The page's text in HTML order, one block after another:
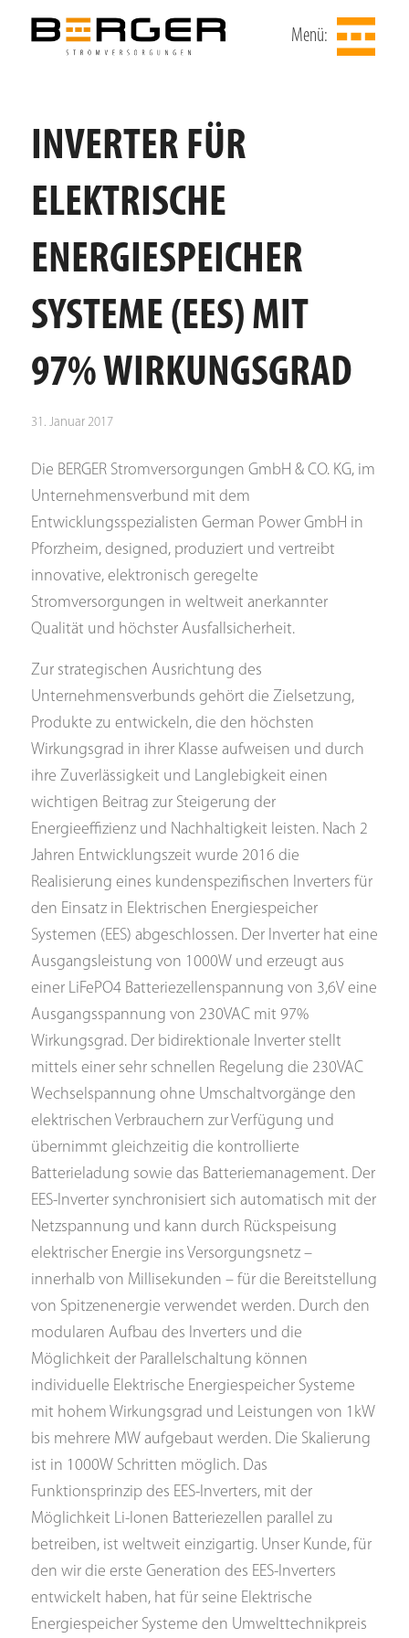
Menü:
INVERTER FÜR
ELEKTRISCHE
ENERGIESPEICHER
SYSTEME (EES) MIT
97% WIRKUNGSGRAD
31. Januar 2017
Die BERGER Stromversorgungen GmbH & CO. KG, im
Unternehmensverbund mit dem
Entwicklungsspezialisten German Power GmbH in
Pforzheim, designed, produziert und vertreibt
innovative, elektronisch geregelte
Stromversorgungen in weltweit anerkannter
Qualität und höchster Ausfallsicherheit.
Zur strategischen Ausrichtung des
Unternehmensverbunds gehört die Zielsetzung,
Produkte zu entwickeln, die den höchsten
Wirkungsgrad in ihrer Klasse aufweisen und durch
ihre Zuverlässigkeit und Langlebigkeit einen
wichtigen Beitrag zur Steigerung der
Energieeffizienz und Nachhaltigkeit leisten. Nach 2
Jahren Entwicklungszeit wurde 2016 die
Realisierung eines kundenspezifischen Inverters für
den Einsatz in Elektrischen Energiespeicher
Systemen (EES) abgeschlossen. Der Inverter hat eine
Ausgangsleistung von 1000W und erzeugt aus
einer LiFePO4 Batteriezellenspannung von 3,6V eine
Ausgangsspannung von 230VAC mit 97%
Wirkungsgrad. Der bidirektionale Inverter stellt
mittels einer sehr schnellen Regelung die 230VAC
Wechselspannung ohne Umschaltvorgänge den
elektrischen Verbrauchern zur Verfügung und
übernimmt gleichzeitig die kontrollierte
Batterieladung sowie das Batteriemanagement. Der
EES-Inverter synchronisiert sich automatisch mit der
Netzspannung und kann durch Rückspeisung
elektrischer Energie ins Versorgungsnetz –
innerhalb von Millisekunden – für die Bereitstellung
von Spitzenenergie verwendet werden. Durch den
modularen Aufbau des Inverters und die
Möglichkeit der Parallelschaltung können
individuelle Elektrische Energiespeicher Systeme
mit hohem Wirkungsgrad und Leistungen von 1kW
bis mehrere MW aufgebaut werden. Die Skalierung
ist in 1000W Schritten möglich. Das
Funktionsprinzip des EES-Inverters, mit der
Möglichkeit Li-Ionen Batteriezellen parallel zu
betreiben, ist weltweit einzigartig. Unser Kunde, für
den wir die erste Generation des EES-Inverters
entwickelt haben, hat für seine Elektrische
Energiespeicher Systeme den Umwelttechnikpreis